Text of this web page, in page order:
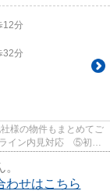
12分
32分
様の物件もまとめてご
イン内見対応 ⑤初期
わせはこちら